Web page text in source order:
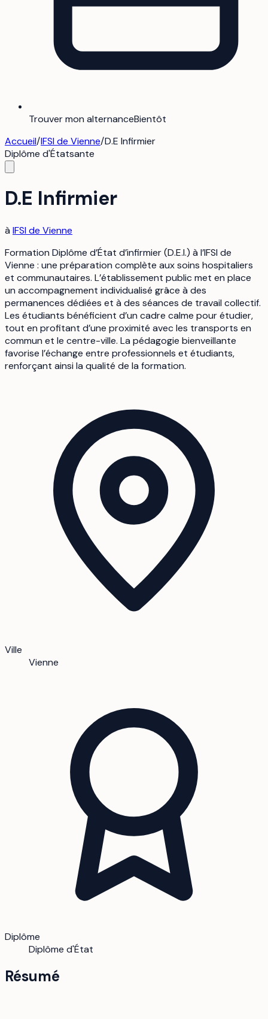
Trouver mon alternanceBientôt
Accueil/IFSI de Vienne/D.E Infirmier
Diplôme d'Étatsante
D.E Infirmier
à IFSI de Vienne
Formation Diplôme d’État d’infirmier (D.E.I.) à l’IFSI de
Vienne : une préparation complète aux soins hospitaliers
et communautaires. L’établissement public met en place
un accompagnement individualisé grâce à des
permanences dédiées et à des séances de travail collectif.
Les étudiants bénéficient d’un cadre calme pour étudier,
tout en profitant d’une proximité avec les transports en
commun et le centre-ville. La pédagogie bienveillante
favorise l’échange entre professionnels et étudiants,
renforçant ainsi la qualité de la formation.
Ville
Vienne
Diplôme
Diplôme d'État
Résumé